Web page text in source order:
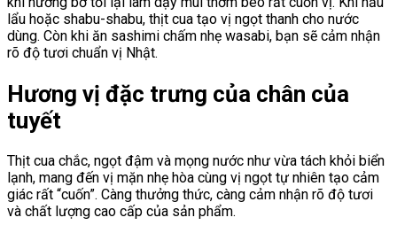
lẩu hoặc shabu-shabu, thịt cua tạo vị ngọt thanh cho nước
dùng. Còn khi ăn sashimi chấm nhẹ wasabi, bạn sẽ cảm nhận
rõ độ tươi chuẩn vị Nhật.
Hương vị đặc trưng của chân của
tuyết
Thịt cua chắc, ngọt đậm và mọng nước như vừa tách khỏi biển
lạnh, mang đến vị mặn nhẹ hòa cùng vị ngọt tự nhiên tạo cảm
giác rất “cuốn”. Càng thưởng thức, càng cảm nhận rõ độ tươi
và chất lượng cao cấp của sản phẩm.